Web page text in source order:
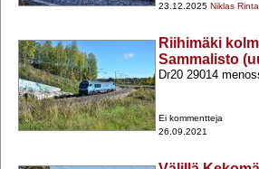
23.12.2025 Niklas
Riihimäki
Sammalisto
Dr20 29014
Ei kommentteja
26.09.2021